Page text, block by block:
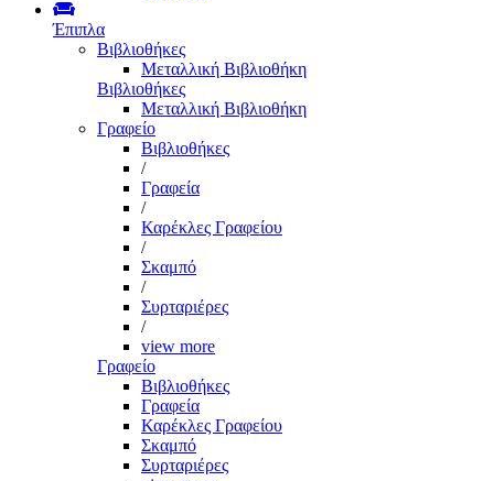
Έπιπλα
Βιβλιοθήκες
Μεταλλική Βιβλιοθήκη
Βιβλιοθήκες
Μεταλλική Βιβλιοθήκη
Γραφείο
Βιβλιοθήκες
/
Γραφεία
/
Καρέκλες Γραφείου
/
Σκαμπό
/
Συρταριέρες
/
view more
Γραφείο
Βιβλιοθήκες
Γραφεία
Καρέκλες Γραφείου
Σκαμπό
Συρταριέρες